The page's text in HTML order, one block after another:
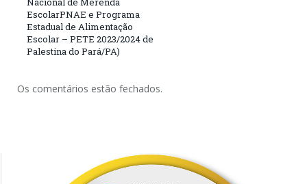
EscolarPNAE e Programa
Estadual de Alimentação
Escolar – PETE 2023/2024 de
Palestina do Pará/PA)
Os comentários estão fechados.